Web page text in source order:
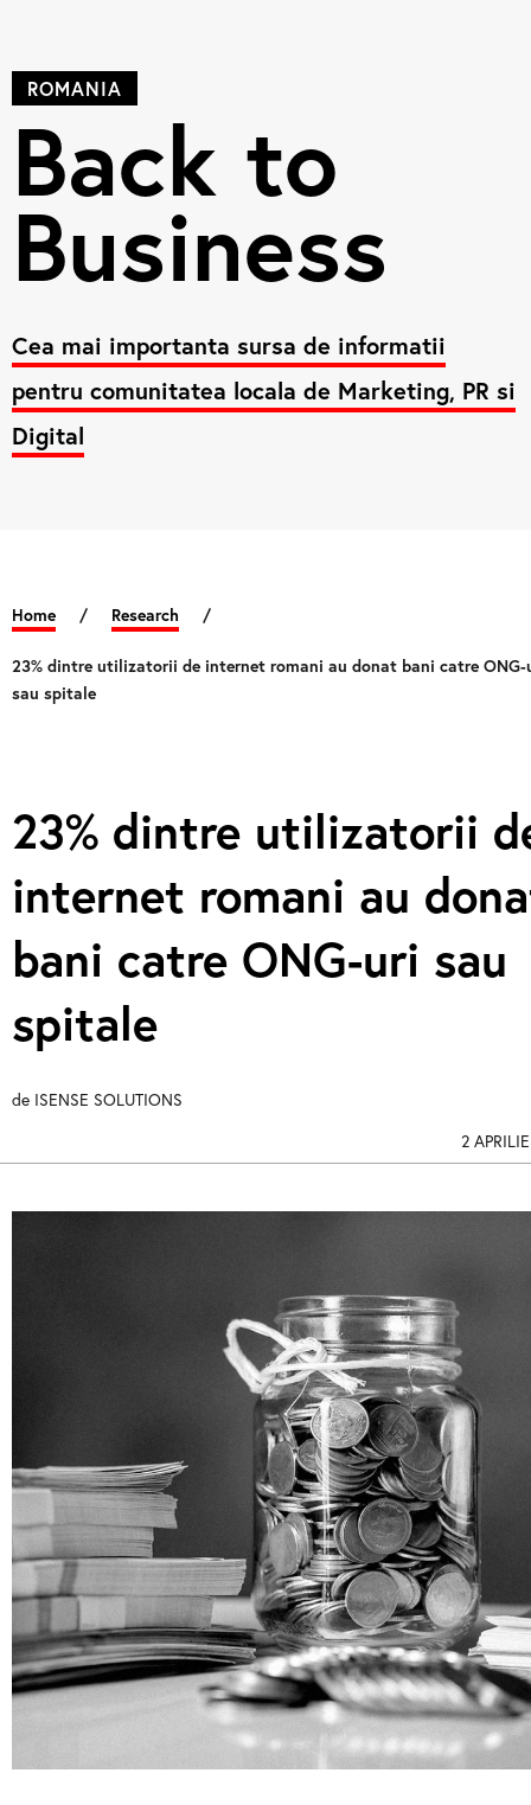
ROMANIA
Back to
Business
Cea mai importanta sursa de informatii
pentru comunitatea locala de Marketing, PR si
Digital
Home / Research /
23% dintre utilizatorii de internet romani au donat bani catre ONG-
sau spitale
23% dintre utilizatorii
internet romani au
bani catre ONG-uri sau
spitale
de ISENSE SOLUTIONS
2